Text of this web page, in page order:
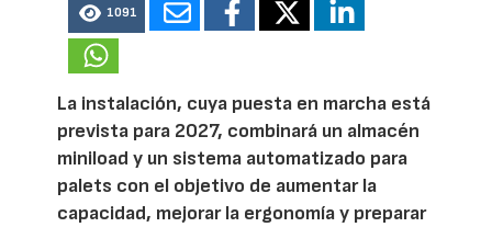
1091
La instalación, cuya puesta en marcha está
prevista para 2027, combinará un almacén
miniload y un sistema automatizado para
palets con el objetivo de aumentar la
capacidad, mejorar la ergonomía y preparar